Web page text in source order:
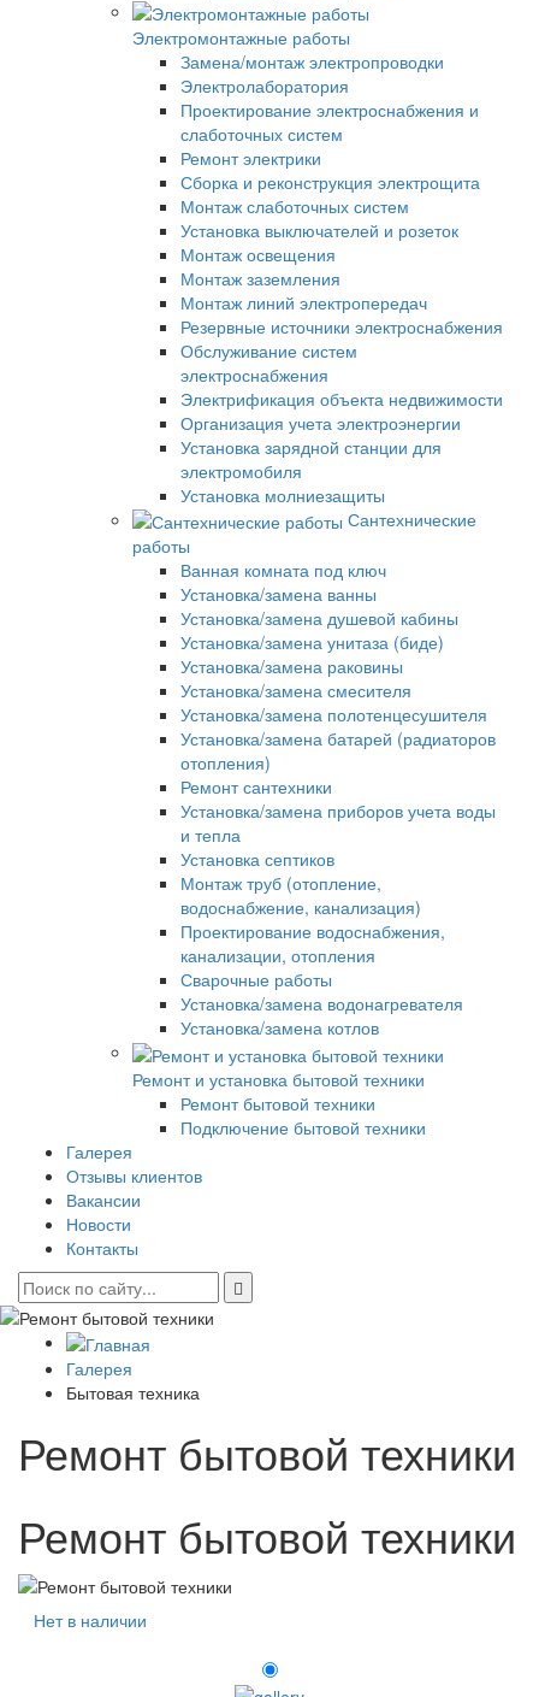
Электромонтажные работы
Замена/монтаж электропроводки
Электролаборатория
Проектирование электроснабжения и
слаботочных систем
Ремонт электрики
Сборка и реконструкция электрощита
Монтаж слаботочных систем
Установка выключателей и розеток
Монтаж освещения
Монтаж заземления
Монтаж линий электропередач
Резервные источники электроснабжения
Обслуживание систем
электроснабжения
Электрификация объекта недвижимости
Организация учета электроэнергии
Установка зарядной станции для
электромобиля
Установка молниезащиты
Сантехнические
работы
Ванная комната под ключ
Установка/замена ванны
Установка/замена душевой кабины
Установка/замена унитаза (биде)
Установка/замена раковины
Установка/замена смесителя
Установка/замена полотенцесушителя
Установка/замена батарей (радиаторов
отопления)
Ремонт сантехники
Установка/замена приборов учета воды
и тепла
Установка септиков
Монтаж труб (отопление,
водоснабжение, канализация)
Проектирование водоснабжения,
канализации, отопления
Сварочные работы
Установка/замена водонагревателя
Установка/замена котлов
Ремонт и установка бытовой техники
Ремонт бытовой техники
Подключение бытовой техники
Галерея
Отзывы клиентов
Вакансии
Новости
Контакты
Галерея
Бытовая техника
Ремонт бытовой техники
Ремонт бытовой техники
Нет в наличии